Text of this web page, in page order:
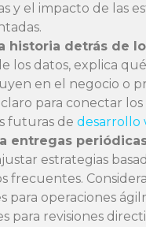
y el impacto de las
historia detrás de
los datos, explica
en el negocio o
para conectar
futuras de desarrollo
entregas
estrategias
frecuentes.
para operaciones
para revisiones